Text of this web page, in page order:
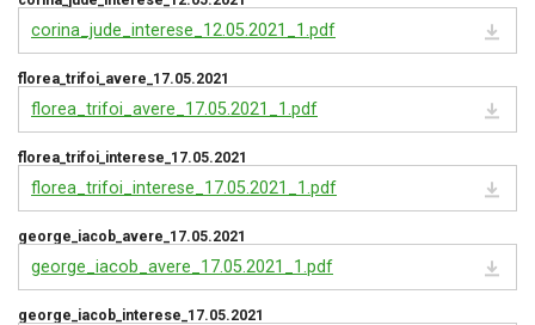
corina_jude_interese_12.05.2021_1.pdf
florea_trifoi_avere_17.05.2021
florea_trifoi_avere_17.05.2021_1.pdf
florea_trifoi_interese_17.05.2021
florea_trifoi_interese_17.05.2021_1.pdf
george_iacob_avere_17.05.2021
george_iacob_avere_17.05.2021_1.pdf
george_iacob_interese_17.05.2021